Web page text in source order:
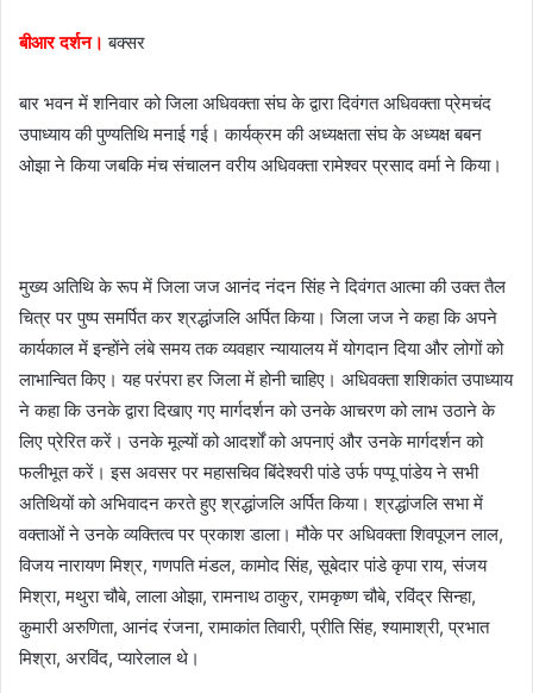
l
बीआर दर्शन। बक्सर
बार भवन में शनिवार को जिला अधिवक्ता संघ के द्वारा दिवंगत अधिवक्ता प्रेमचंद
उपाध्याय की पुण्यतिथि मनाई गई। कार्यक्रम की अध्यक्षता संघ के अध्यक्ष बबन
ओझा ने किया जबकि मंच संचालन वरीय अधिवक्ता रामेश्वर प्रसाद वर्मा ने किया।
मुख्य अतिथि के रूप में जिला जज आनंद नंदन सिंह ने दिवंगत आत्मा की उक्त तैल
चित्र पर पुष्प समर्पित कर श्रद्धांजलि अर्पित किया। जिला जज ने कहा कि अपने
कार्यकाल में इन्होंने लंबे समय तक व्यवहार न्यायालय में योगदान दिया और लोगों को
लाभान्वित किए। यह परंपरा हर जिला में होनी चाहिए। अधिवक्ता शशिकांत उपाध्याय
ने कहा कि उनके द्वारा दिखाए गए मार्गदर्शन को उनके आचरण को लाभ उठाने के
लिए प्रेरित करें। उनके मूल्यों को आदर्शों को अपनाएं और उनके मार्गदर्शन को
फलीभूत करें। इस अवसर पर महासचिव बिंदेश्वरी पांडे उर्फ पप्पू पांडेय ने सभी
अतिथियों को अभिवादन करते हुए श्रद्धांजलि अर्पित किया। श्रद्धांजलि सभा में
वक्ताओं ने उनके व्यक्तित्व पर प्रकाश डाला। मौके पर अधिवक्ता शिवपूजन लाल,
विजय नारायण मिश्र, गणपति मंडल, कामोद सिंह, सूबेदार पांडे कृपा राय, संजय
मिश्रा, मथुरा चौबे, लाला ओझा, रामनाथ ठाकुर, रामकृष्ण चौबे, रविंद्र सिन्हा,
कुमारी अरुणिता, आनंद रंजना, रामाकांत तिवारी, प्रीति सिंह, श्यामाश्री, प्रभात
मिश्रा, अरविंद, प्यारेलाल थे।